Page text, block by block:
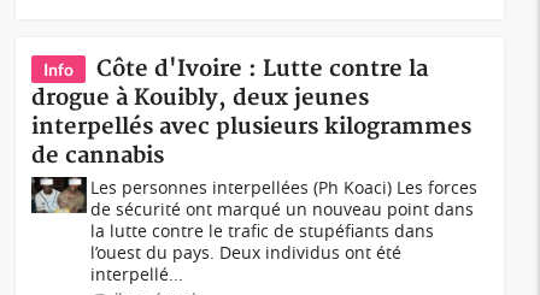
Info
Côte d'Ivoire : Lutte contre la
drogue à Kouibly, deux jeunes
interpellés avec plusieurs kilogrammes
de cannabis
Les personnes interpellées (Ph Koaci) Les forces
de sécurité ont marqué un nouveau point dans
la lutte contre le trafic de stupéfiants dans
l’ouest du pays. Deux individus ont été
interpellé...